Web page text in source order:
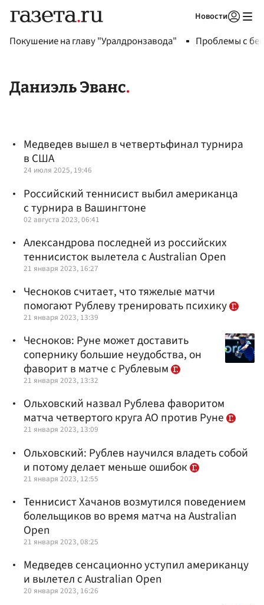
Новости
Покушение на главу "Уралдронзавода" Проблемы с
Даниэль Эванс
Медведев вышел в четвертьфинал турнира
в США
24 июля 2025, 19:46
Российский теннисист выбил американца
с турнира в Вашингтоне
02 августа 2023, 06:41
Александрова последней из российских
теннисисток вылетела с Australian Open
21 января 2023, 16:27
Чесноков считает, что тяжелые матчи
помогают Рублеву тренировать психику
21 января 2023, 13:39
Чесноков: Руне может доставить
сопернику большие неудобства, он
фаворит в матче с Рублевым
21 января 2023, 13:32
Ольховский назвал Рублева фаворитом
матча четвертого круга АО против Руне
21 января 2023, 13:09
Ольховский: Рублев научился владеть собой
и потому делает меньше ошибок
21 января 2023, 12:55
Теннисист Хачанов возмутился поведением
болельщиков во время матча на Australian
Open
21 января 2023, 08:25
Медведев сенсационно уступил американцу
и вылетел с Australian Open
20 января 2023, 16:26